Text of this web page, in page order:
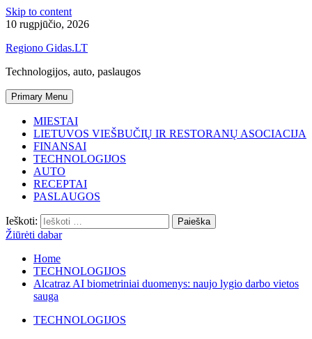
Skip to content
10 rugpjūčio, 2026
Regiono Gidas.LT
Technologijos, auto, paslaugos
Primary Menu
MIESTAI
LIETUVOS VIEŠBUČIŲ IR RESTORANŲ ASOCIACIJA
FINANSAI
TECHNOLOGIJOS
AUTO
RECEPTAI
PASLAUGOS
Ieškoti:
Žiūrėti dabar
Home
TECHNOLOGIJOS
Alcatraz AI biometriniai duomenys: naujo lygio darbo vietos
sauga
TECHNOLOGIJOS